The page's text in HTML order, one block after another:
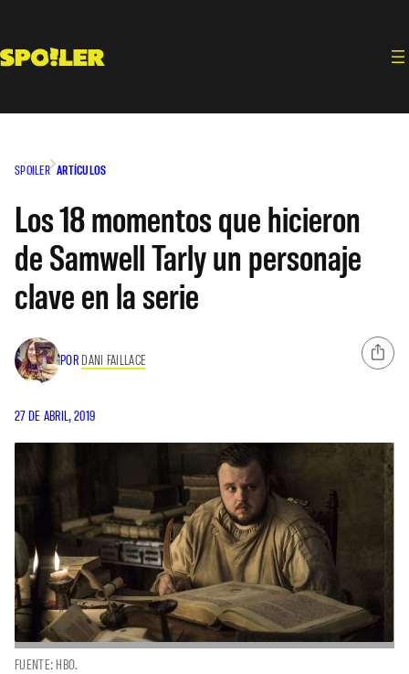
contenido
SPOILER ARTÍCULOS
Los 18 momentos que hicieron
de Samwell Tarly un personaje
clave en la serie
POR DANI FAILLACE
27 DE ABRIL, 2019
FUENTE: HBO.